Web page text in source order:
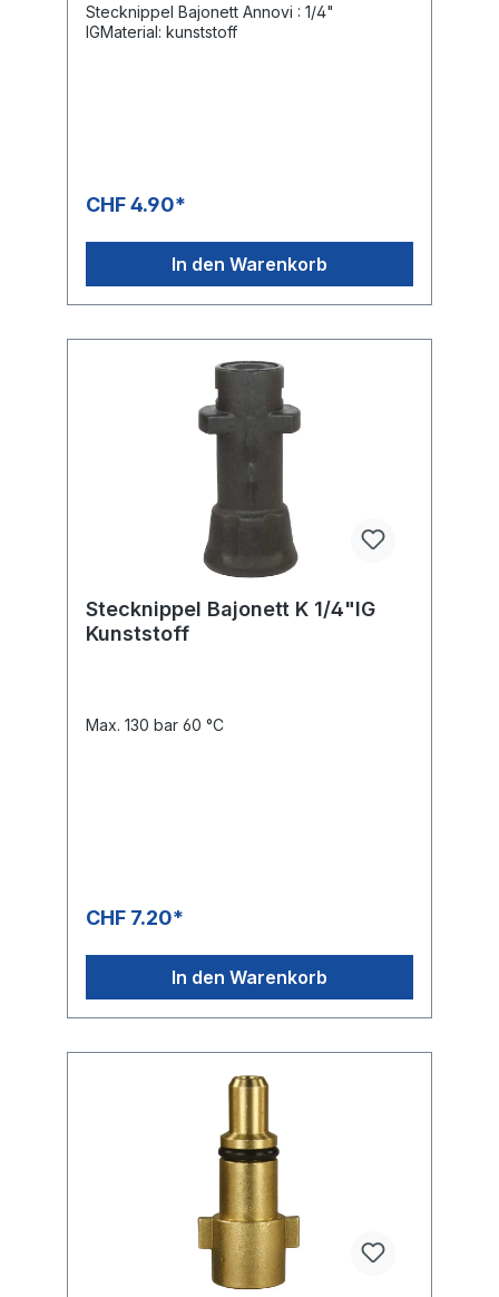
Stecknippel Bajonett Annovi : 1/4"
IGMaterial: kunststoff
CHF 4.90*
In den Warenkorb
Stecknippel Bajonett K 1/4"IG
Kunststoff
Max. 130 bar 60 °C
CHF 7.20*
In den Warenkorb